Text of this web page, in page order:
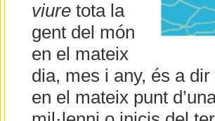
viuretota la
gent del món
en el mateix
dia, mes i any, és a
en el mateix punt